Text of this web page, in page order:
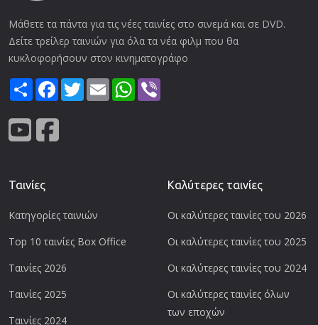
Μάθετε τα πάντα για τις νέες ταινίες στο σινεμά και σε DVD.
Δείτε τρείλερ ταινιών για όλα τα νέα φιλμ που θα
κυκλοφορήσουν στον κινηματογράφο
ShareFacebook
TwitterEmail WhatsApp
Ταινίες
Κατηγορίες ταινιών
Top 10 ταινίες Box Office
Ταινίες 2026
Ταινίες 2025
Ταινίες 2024
Καλύτερες ταινίες
Οι καλύτερες ταινίες του 2026
Οι καλύτερες ταινίες του 2025
Οι καλύτερες ταινίες του 2024
Οι καλύτερες ταινίες όλων
των εποχών